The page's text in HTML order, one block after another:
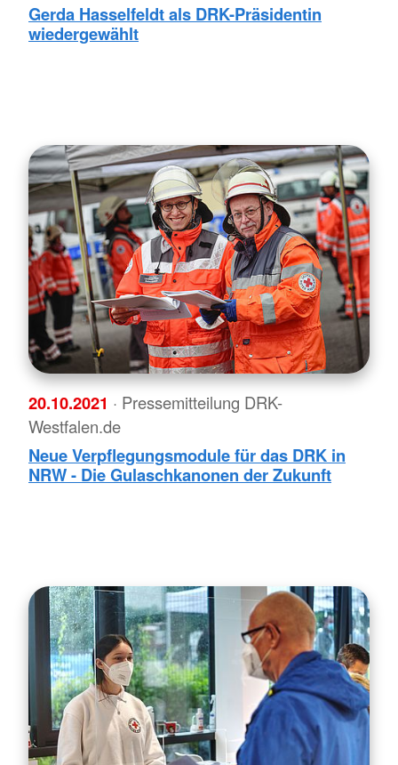
Gerda Hasselfeldt als DRK-Präsidentin
wiedergewählt
20.10.2021 · Pressemitteilung DRK-
Westfalen.de
Neue Verpflegungsmodule für das DRK in
NRW - Die Gulaschkanonen der Zukunft